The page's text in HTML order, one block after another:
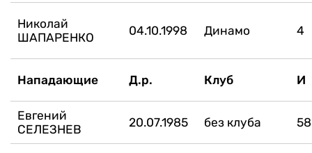
Николай
ШАПАРЕНКО
04.10.1998 Динамо 4
Нападающие Д.р. Клуб И
Евгений
СЕЛЕЗНЕВ
20.07.1985 без клуба 58